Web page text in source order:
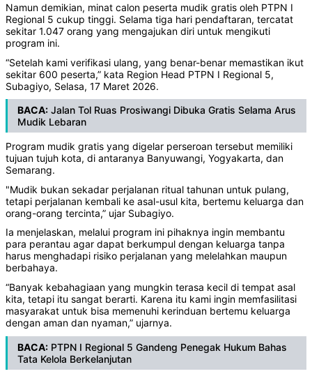
Namun demikian, minat calon peserta mudik gratis oleh PTPN I
Regional 5 cukup tinggi. Selama tiga hari pendaftaran, tercatat
sekitar 1.047 orang yang mengajukan diri untuk mengikuti
program ini.
“Setelah kami verifikasi ulang, yang benar-benar memastikan ikut
sekitar 600 peserta,” kata Region Head PTPN I Regional 5,
Subagiyo, Selasa, 17 Maret 2026.
BACA: Jalan Tol Ruas Prosiwangi Dibuka Gratis Selama Arus
Mudik Lebaran
Program mudik gratis yang digelar perseroan tersebut memiliki
tujuan tujuh kota, di antaranya Banyuwangi, Yogyakarta, dan
Semarang.
"Mudik bukan sekadar perjalanan ritual tahunan untuk pulang,
tetapi perjalanan kembali ke asal-usul kita, bertemu keluarga dan
orang-orang tercinta,” ujar Subagiyo.
Ia menjelaskan, melalui program ini pihaknya ingin membantu
para perantau agar dapat berkumpul dengan keluarga tanpa
harus menghadapi risiko perjalanan yang melelahkan maupun
berbahaya.
“Banyak kebahagiaan yang mungkin terasa kecil di tempat asal
kita, tetapi itu sangat berarti. Karena itu kami ingin memfasilitasi
masyarakat untuk bisa memenuhi kerinduan bertemu keluarga
dengan aman dan nyaman,” ujarnya.
BACA: PTPN I Regional 5 Gandeng Penegak Hukum Bahas
Tata Kelola Berkelanjutan